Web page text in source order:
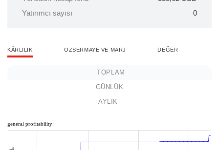
KÂRLILIK ÖZSERMAYE VE MARJ DEĞER
TOPLAM
GÜNLÜK
AYLIK
general profitability:
-4
Yatırımcı sayısı
0